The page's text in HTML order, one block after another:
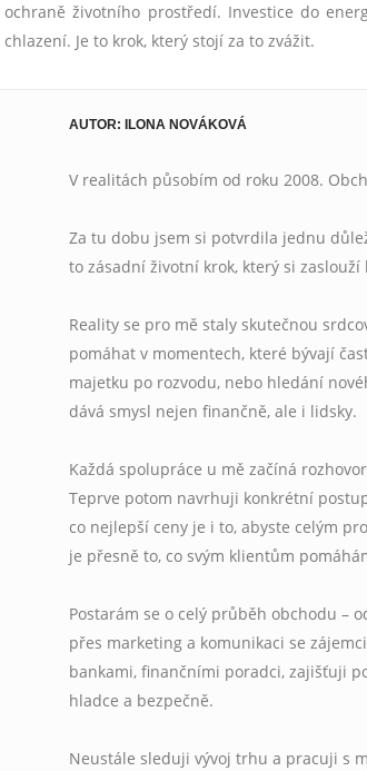
životního prostředí. Investice do
Je to krok, který stojí za to zvážit.
AUTOR: ILONA NOVÁKOVÁ
V realitách působím od roku 2008.
Za tu dobu jsem si potvrdila jednu
to zásadní životní krok, který si
Reality se pro mě staly skutečnou
pomáhat v momentech, které bývají
majetku po rozvodu, nebo hledání
dává smysl nejen finančně, ale i lidsky.
Každá spolupráce u mě začíná
Teprve potom navrhuji konkrétní
co nejlepší ceny je i to, abyste celým
je přesně to, co svým klientům
Postarám se o celý průběh obchodu –
přes marketing a komunikaci se
bankami, finančními poradci, zajišťuji
hladce a bezpečně.
Neustále sleduji vývoj trhu a pracuji s